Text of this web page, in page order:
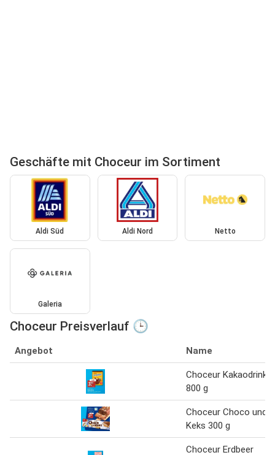
Geschäfte mit Choceur im Sortiment
Aldi Süd Aldi Nord Netto
Galeria
Choceur Preisverlauf 🕒
Angebot Name
Choceur Kakaodrink
800 g
Choceur Choco und
Keks 300 g
Choceur Erdbeer